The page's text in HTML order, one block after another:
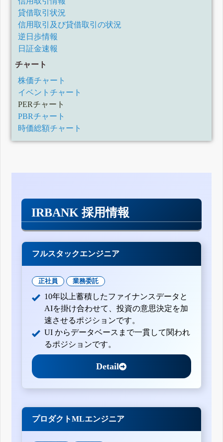
貸借取引状況
信用取引及び貸借取引の状況
逆日歩情報
日証金速報
チャート
株価チャート
イベントチャート
PERチャート
PBRチャート
時価総額チャート
IRBANK 採用情報
フルスタックエンジニア
正社員 業務委託
10年以上蓄積したファイナンスデータと
AIを掛け合わせて、投資の意思決定を加
速させるポジションです。
UI からデータベースまで一貫して関われ
るポジションです。
Detail
プロダクトMLエンジニア